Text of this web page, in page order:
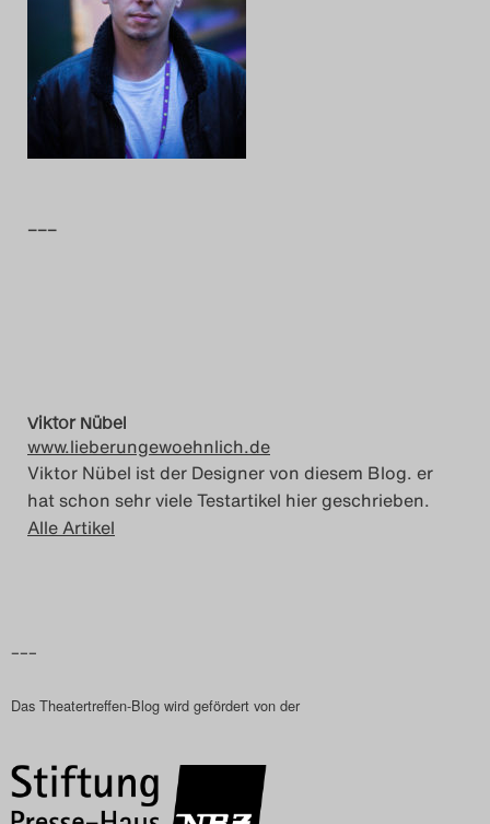
Das Theatertreffen-Blog
2014
Das Theatertreffen-Blog
Das Theatertreffen-Blog
Das Theatertreffen-Blog
2018
Das Theatertreffen-Blog
Das Theatertreffen-Blog
2020
–––
Viktor Nübel
www.lieberungewoehnlich.de
Viktor Nübel ist der Designer von diesem Blog. er
hat schon sehr viele Testartikel hier geschrieben.
Alle Artikel
–––
Das Theatertreffen-Blog wird gefördert von der